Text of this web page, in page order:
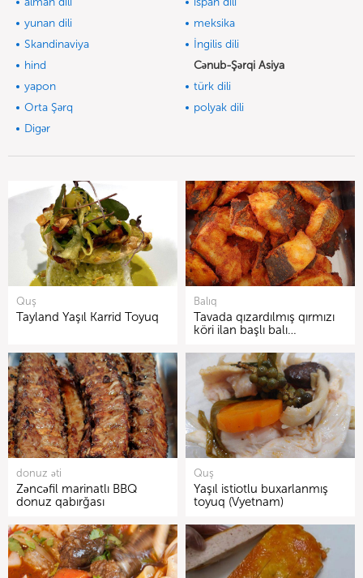
yunan dili
meksika
Skandinaviya
İngilis dili
hind
Cənub-Şərqi Asiya
yapon
türk dili
Orta Şərq
polyak dili
Digər
Quş
Tayland Yaşıl Karrid Toyuq
Balıq
Tavada qızardılmış qırmızı
köri ilan başlı balı…
donuz əti
Zəncəfil marinatlı BBQ
donuz qabırğası
Quş
Yaşıl istiotlu buxarlanmış
toyuq (Vyetnam)